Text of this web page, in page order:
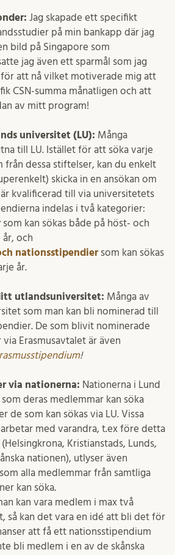
Jag skapade ett specifikt
på min bankapp där jag
bild på Singapore som
jag även ett sparmål som jag
att nå vilket motiverade mig att
CSN-summa månatligen och att
av mitt program!
universitet (LU): Många
till LU. Istället för att söka varje
från dessa stiftelser, kan du enkelt
skicka in en ansökan om
kvalificerad till via universitetets
indelas i två kategorier:
som kan sökas både på höst- och
och
nationsstipendier som kan sökas
år.
utlandsuniversitet: Många av
som man kan bli nominerad till
De som blivit nominerade
Erasmusavtalet är även
dium!
via nationerna: Nationerna i Lund
deras medlemmar kan söka
de som kan sökas via LU. Vissa
med varandra, t.ex före detta
(Helsingkrona, Kristianstads, Lunds,
nationen), utlyser även
alla medlemmar från samtliga
kan söka.
kan vara medlem i max två
så kan det vara en idé att bli det för
att få ett nationsstipendium
bli medlem i en av de skånska